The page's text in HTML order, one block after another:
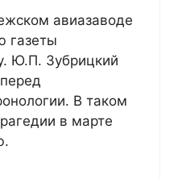
авиазаводе
газеты
Ю.П. Зубрицкий
В таком
в марте